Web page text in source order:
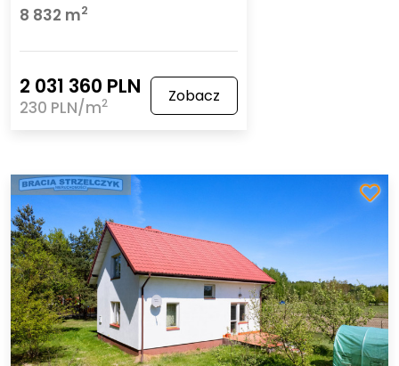
8 832 m2
2 031 360 PLN
230 PLN/m2 Zobacz